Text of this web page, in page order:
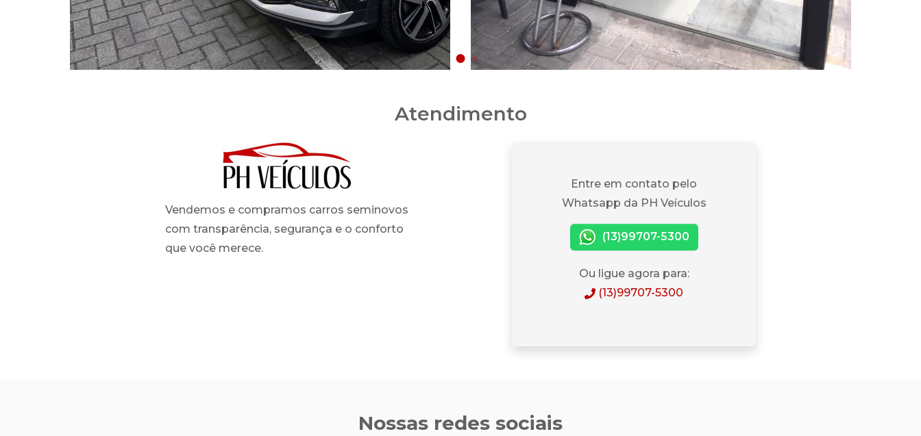
Atendimento
Vendemos e compramos carros seminovos
com transparência, segurança e o conforto
que você merece.
Entre em contato pelo
Whatsapp da PH Veículos
(13)99707-5300
Ou ligue agora para:
(13)99707-5300
Nossas redes sociais